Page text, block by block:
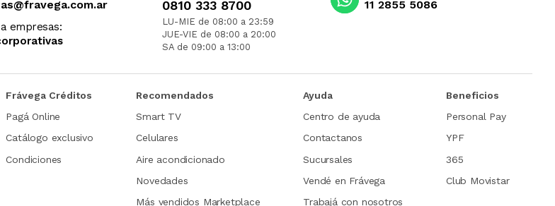
empresas:
0810 333 8700
LU-MIE de 08:00 a 23:59
JUE-VIE de 08:00 a 20:00
SA de 09:00 a 13:00
11 2855 5086
Frávega Créditos
Pagá Online
Catálogo exclusivo
Condiciones
Recomendados
Smart TV
Celulares
Aire acondicionado
Novedades
Más vendidos Marketplace
Ayuda
Centro de ayuda
Contactanos
Sucursales
Vendé en Frávega
Trabajá con nosotros
Beneficios
Personal Pay
YPF
365
Club Movistar